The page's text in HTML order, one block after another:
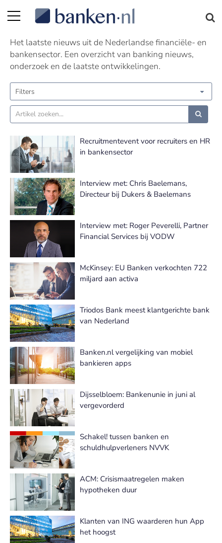
Nieuws | Pagina 334
Het laatste nieuws uit de Nederlandse financiële- en
bankensector. Een overzicht van banking nieuws,
onderzoek en de laatste ontwikkelingen.
Filters
Recruitmentevent voor recruiters en HR
in bankensector
Interview met: Chris Baelemans,
Directeur bij Dukers & Baelemans
Interview met: Roger Peverelli, Partner
Financial Services bij VODW
McKinsey: EU Banken verkochten 722
miljard aan activa
Triodos Bank meest klantgerichte bank
van Nederland
Banken.nl vergelijking van mobiel
bankieren apps
Dijsselbloem: Bankenunie in juni al
vergevorderd
Schakel! tussen banken en
schuldhulpverleners NVVK
ACM: Crisismaatregelen maken
hypotheken duur
Klanten van ING waarderen hun App
het hoogst